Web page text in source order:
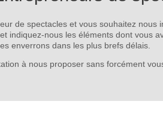
de spectacles et vous souhaitez nous
indiquez-nous les éléments dont vous
enverrons dans les plus brefs délais.
à nous proposer sans forcément